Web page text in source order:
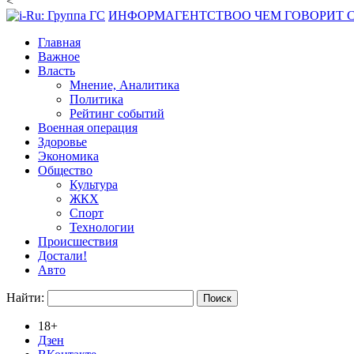
ИНФОРМАГЕНТСТВОО ЧЕМ ГОВОРИТ
Главная
Важное
Власть
Мнение, Аналитика
Политика
Рейтинг событий
Военная операция
Здоровье
Экономика
Общество
Культура
ЖКХ
Спорт
Технологии
Происшествия
Достали!
Авто
Найти:
18+
Дзен